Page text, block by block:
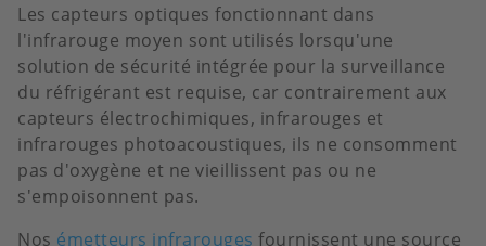
Les capteurs optiques fonctionnant dans
l'infrarouge moyen sont utilisés lorsqu'une
solution de sécurité intégrée pour la surveillance
du réfrigérant est requise, car contrairement aux
capteurs électrochimiques, infrarouges et
infrarouges photoacoustiques, ils ne consomment
pas d'oxygène et ne vieillissent pas ou ne
s'empoisonnent pas.
Nos émetteurs infrarouges fournissent une source